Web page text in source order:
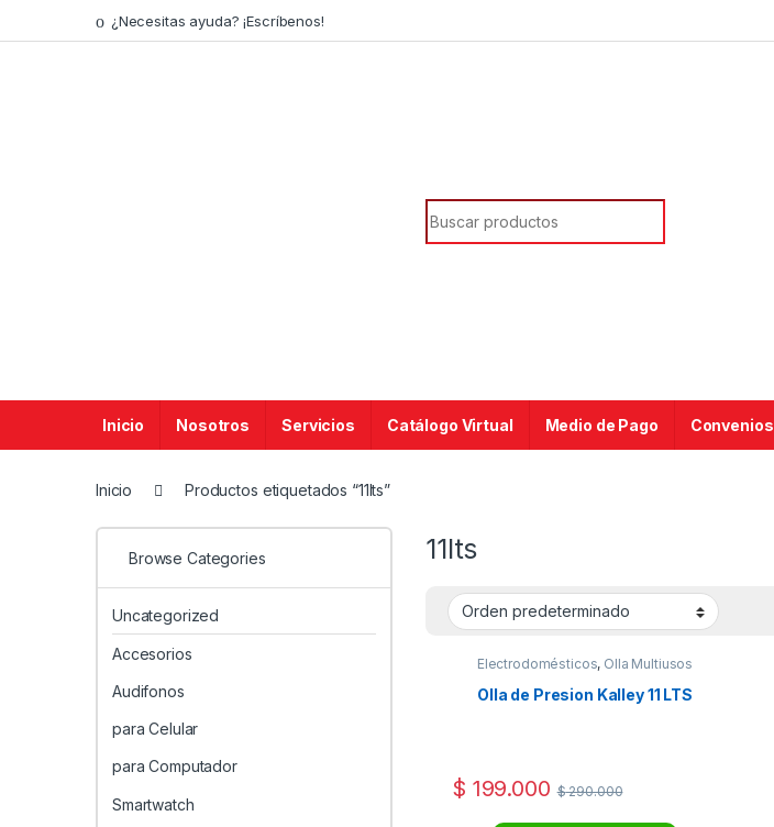
¿Necesitas ayuda? ¡Escríbenos!
Inicio Nosotros Servicios Catálogo Virtual Medio de Pago Convenios
Inicio Productos etiquetados “11lts”
11lts
Electrodomésticos, Olla Multiusos
Olla de Presion Kalley 11 LTS
$ 199.000 $290.000
Browse Categories
Uncategorized
Accesorios
Audifonos
para Celular
para Computador
Smartwatch